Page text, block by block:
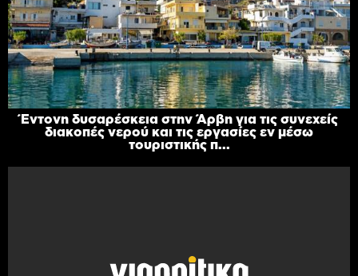
Έντονη δυσαρέσκεια στην Άρβη για τις συνεχείς
διακοπές νερού και τις εργασίες εν μέσω
τουριστικής π...